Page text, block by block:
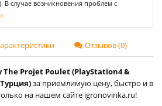
В случае возникновения проблем с
Отзывов (0)
The Projet Poulet (PlayStation4 &
за приемлимую цену, быстро и в
на нашем сайте igronovinka.ru!